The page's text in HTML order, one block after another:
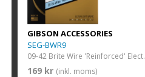
GIBSON ACCESSORIES
SEG-BWR9
09-42 Brite
169 kr (inkl. moms)